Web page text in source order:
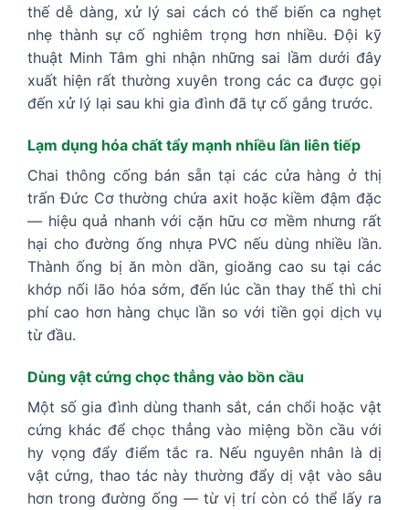
thế dễ dàng, xử lý sai cách có thể biến ca nghẹt
nhẹ thành sự cố nghiêm trọng hơn nhiều. Đội kỹ
thuật Minh Tâm ghi nhận những sai lầm dưới đây
xuất hiện rất thường xuyên trong các ca được gọi
đến xử lý lại sau khi gia đình đã tự cố gắng trước.
Lạm dụng hóa chất tẩy mạnh nhiều lần liên tiếp
Chai thông cống bán sẵn tại các cửa hàng ở thị
trấn Đức Cơ thường chứa axit hoặc kiềm đậm đặc
— hiệu quả nhanh với cặn hữu cơ mềm nhưng rất
hại cho đường ống nhựa PVC nếu dùng nhiều lần.
Thành ống bị ăn mòn dần, gioăng cao su tại các
khớp nối lão hóa sớm, đến lúc cần thay thế thì chi
phí cao hơn hàng chục lần so với tiền gọi dịch vụ
từ đầu.
Dùng vật cứng chọc thẳng vào bồn cầu
Một số gia đình dùng thanh sắt, cán chổi hoặc vật
cứng khác để chọc thẳng vào miệng bồn cầu với
hy vọng đẩy điểm tắc ra. Nếu nguyên nhân là dị
vật cứng, thao tác này thường đẩy dị vật vào sâu
hơn trong đường ống — từ vị trí còn có thể lấy ra